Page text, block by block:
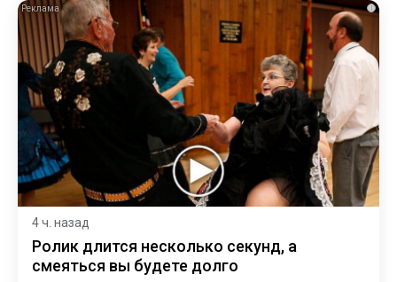
i
4 ч. назад
Ролик длится несколько секунд, а
смеяться вы будете долго